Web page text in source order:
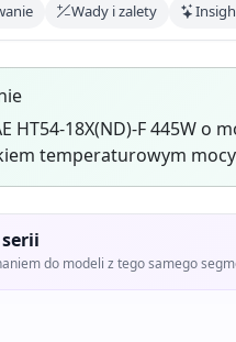
Wady i zalety
HT54-18X(ND)-F 445W
temperaturowym
do modeli z tego samego